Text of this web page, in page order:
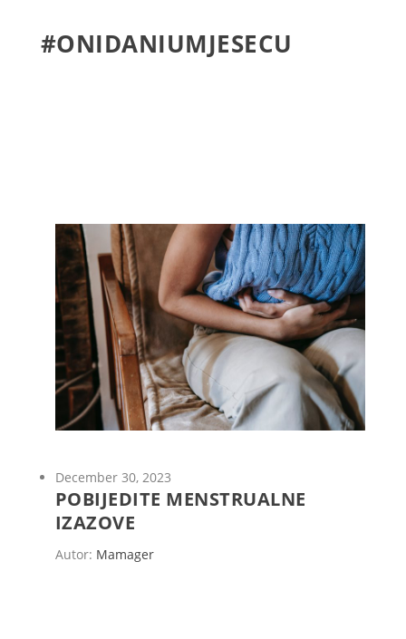
#ONIDANIUMJESECU
December 30, 2023
POBIJEDITE MENSTRUALNE
IZAZOVE
Autor: Mamager